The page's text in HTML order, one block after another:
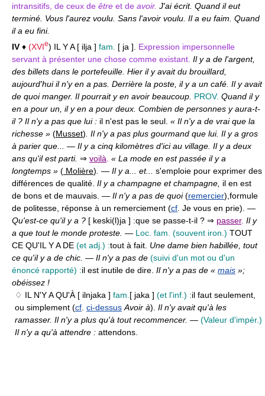
intransitifs, de ceux de être et de avoir. J'ai écrit. Quand il eut
terminé. Vous l'aurez voulu. Sans l'avoir voulu. Il a eu faim. Quand
il a eu fini.
IV ♦ (XVIe) IL Y A [ ilja ] fam. [ ja ].
Expression impersonnelle
servant à présenter une chose comme existant. Il y a de l'argent,
des billets dans le portefeuille. Hier il y avait du brouillard,
aujourd'hui il n'y en a pas. Derrière la poste, il y a un café. Il y avait
de quoi manger. Il pourrait y en avoir beaucoup. PROV. Quand il y
en a pour un, il y en a pour deux. Combien de personnes y aura-t-
il ? Il n'y a pas que lui : il n'est pas le seul. « Il n'y a de vrai que la
richesse » (Musset) . Il n'y a pas plus gourmand que lui. Il y a gros
à parier que... — Il y a cinq kilomètres d'ici au village. Il y a deux
ans qu'il est parti. ⇒ voilà « La mode en est passée il y a
longtemps » ( Molière) — Il y a... et... s'emploie pour exprimer des
différences de qualité. Il y a champagne et champagne, il en est
de bons et de mauvais. — Il n'y a pas de quoi(remercier), formule
de politesse, réponse à un remerciement (cf . Je vous en prie). —
Qu'est-ce qu'il y a ? [ keski(l)ja ] :que se passe-t-il ? ⇒ passer. Il y
a que tout le monde proteste. — Loc. fam. (souvent iron.) TOUT
CE QU'IL Y A DE (et adj.) :tout à fait. Une dame bien habillée, tout
ce qu'il y a de chic. — Il n'y a pas de (suivi d'un mot ou d'un
énoncé rapporté) :il est inutile de dire. Il n'y a pas de « mais »;
obéissez !
♢ IL N'Y A QU'À [ ilnjaka ] fam. [ jaka ] (et l'inf.) :il faut seulement,
ou simplement (cf ci-dessus Avoir à). Il n'y avait qu'à les
ramasser. Il n'y a plus qu'à tout recommencer. — (Valeur d'impér.)
Il n'y a qu'à attendre : attendons.